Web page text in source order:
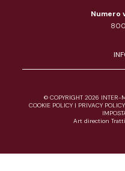
Numero
© COPYRIGHT 2026 INTER-
COOKIE POLICY| PRIVACY POLICY
Art direction Tratti